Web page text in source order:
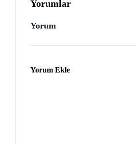
Yorumlar
Yorum
Yorum Ekle